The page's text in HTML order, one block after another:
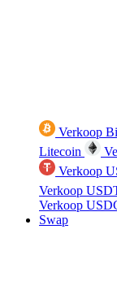
Verkoop
Litecoin
Verkoop
Verkoop
Verkoop
Swap